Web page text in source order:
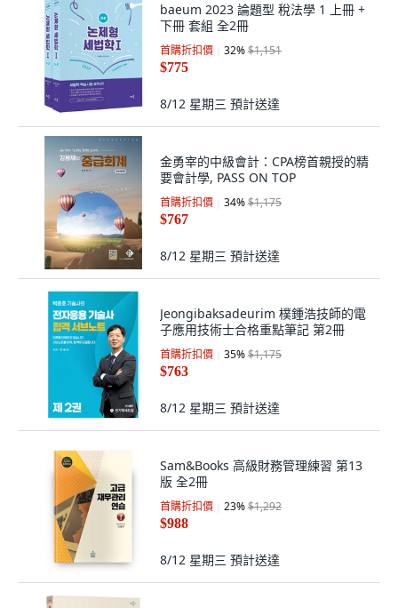
baeum 2023 論題型 稅法學 1 上冊 +
下冊 套組 全2冊
首購折扣價 32%$1,151
$775
8/12 星期三 預計送達
金勇宰的中級會計：CPA榜首親授的精
要會計學, PASS ON TOP
首購折扣價 34%$1,175
$767
8/12 星期三 預計送達
Jeongibaksadeurim 樸鍾浩技師的電
子應用技術士合格重點筆記 第2冊
首購折扣價 35%$1,175
$763
8/12 星期三 預計送達
Sam&Books 高級財務管理練習 第13
版 全2冊
首購折扣價 23%$1,292
$988
8/12 星期三 預計送達